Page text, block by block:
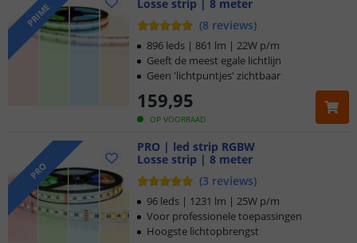
PRIME
Losse strip | 8 meter
(8 reviews)
OP VOORRAAD
159,95
896 leds | 861 lm | 22W p/m
Geeft de meest egale lichtlijn
Geen 'lichtpuntjes' zichtbaar
PRO
PRO | led strip RGBW
Losse strip | 8 meter
(3 reviews)
96 leds | 1231 lm | 25W p/m
Voor professionele toepassingen
Hoogste lichtopbrengst